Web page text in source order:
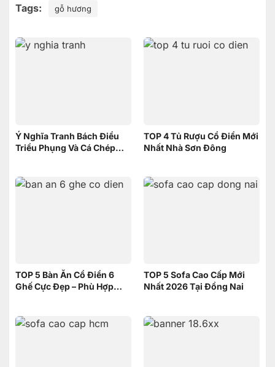
Tags:
gỗ hương
Ý Nghĩa Tranh Bách Điểu
Triều Phụng Và Cá Chép
TOP 4 Tủ Rượu Cổ Điển Mới
Nhất Nhà Sơn Đông
TOP 5 Bàn Ăn Cổ Điển 6
Ghế Cực Đẹp – Phù Hợp
TOP 5 Sofa Cao Cấp Mới
Nhất 2026 Tại Đồng Nai